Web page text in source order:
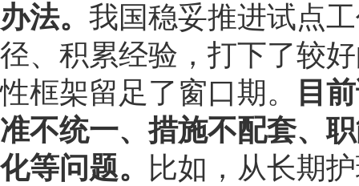
办法。 我国稳妥推进试点
径、积累经验，打下了较
性框架留足了窗口期。
目
准不统一、措施不配套、
化等问题。
比如，从长期